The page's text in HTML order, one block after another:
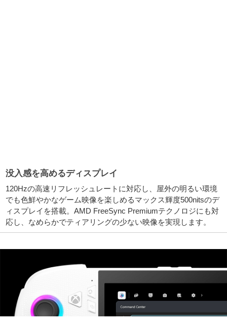
没入感を高めるディスプレイ
120Hzの高速リフレッシュレートに対応し、屋外の明るい環境
でも色鮮やかなゲーム映像を楽しめるマックス輝度500nitsのデ
ィスプレイを搭載。AMD FreeSync Premiumテクノロジにも対
応し、なめらかでティアリングの少ない映像を実現します。